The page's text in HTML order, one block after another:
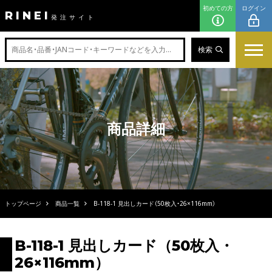
RINEI 発注サイト
初めての方 ログイン
検索
商品詳細
トップページ 商品一覧 B-118-1 見出しカード（50枚入・26×116mm）
B-118-1 見出しカード（50枚入・
26×116mm）